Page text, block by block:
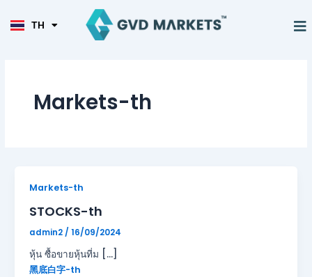
TH
HI
Markets-th
Markets-th
STOCKS-th
admin2/ 16/09/2024
หุ้น ซื้อขายหุ้นที่ม […]
黑底白字-th
STOCKS-